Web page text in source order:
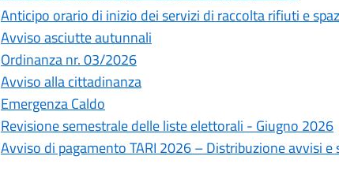
Anticipo orario di inizio dei servizi di raccolta rifiuti e
Avviso asciutte autunnali
Ordinanza nr. 03/2026
Avviso alla cittadinanza
Emergenza Caldo
Revisione semestrale delle liste elettorali - Giugno 2026
Avviso di pagamento TARI 2026 – Distribuzione avvisi e